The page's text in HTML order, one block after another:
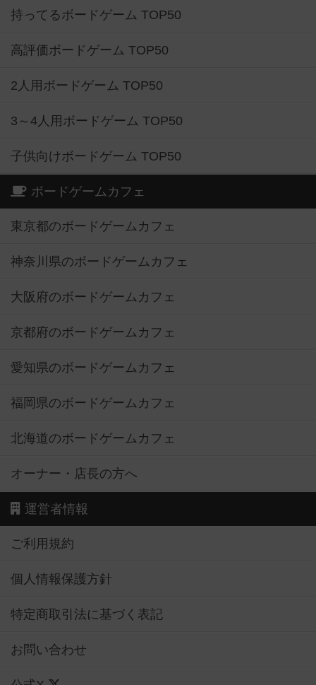
持ってるボードゲーム TOP50
高評価ボードゲーム TOP50
2人用ボードゲーム TOP50
3～4人用ボードゲーム TOP50
子供向けボードゲーム TOP50
ボードゲームカフェ
東京都のボードゲームカフェ
神奈川県のボードゲームカフェ
大阪府のボードゲームカフェ
京都府のボードゲームカフェ
愛知県のボードゲームカフェ
福岡県のボードゲームカフェ
北海道のボードゲームカフェ
オーナー・店長の方へ
運営者情報
ご利用規約
個人情報保護方針
特定商取引法に基づく表記
お問い合わせ